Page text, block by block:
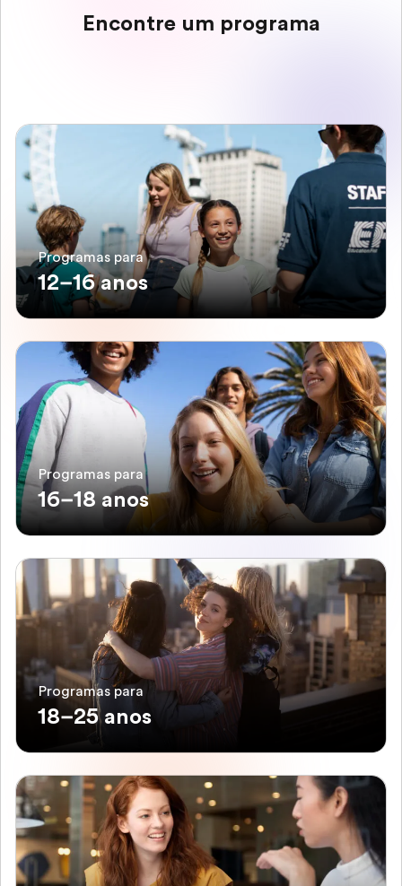
Encontre um programa
Programas para
12–16 anos
Programas para
16–18 anos
Programas para
18–25 anos